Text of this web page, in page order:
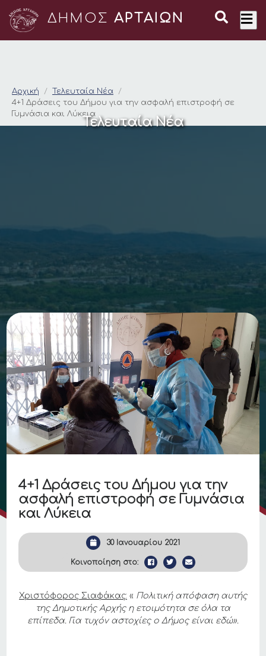
ΔΗΜΟΣ ΑΡΤΑΙΩΝ
4+1 Δράσεις του
Αρχική
Τελευταία Νέα
4+1 Δράσεις του Δήμου για την ασφαλή επιστροφή σε
Γυμνάσια και Λύκεια
Τελευταία Νέα
4+1 Δράσεις του Δήμου για την
ασφαλή επιστροφή σε Γυμνάσια
και Λύκεια
30 Ιανουαρίου 2021
Κοινοποίηση στο:
Χριστόφορος Σιαφάκας: « Πολιτική απόφαση αυτής
της Δημοτικής Αρχής η ετοιμότητα σε όλα τα
επίπεδα. Για τυχόν αστοχίες ο Δήμος είναι εδώ».